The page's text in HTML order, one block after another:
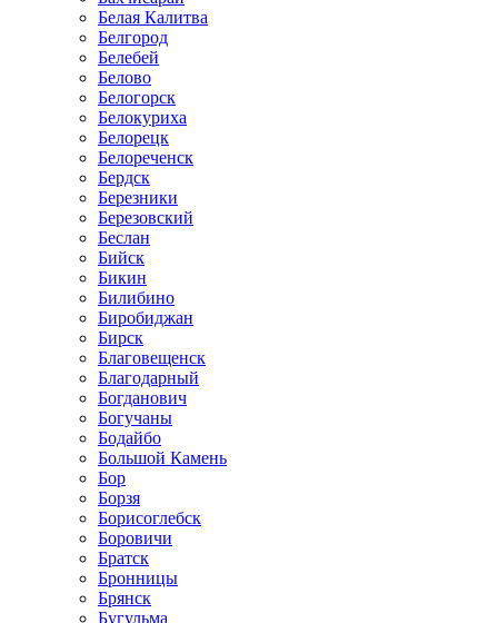
Белая Калитва
Белгород
Белебей
Белово
Белогорск
Белокуриха
Белорецк
Белореченск
Бердск
Березники
Березовский
Беслан
Бийск
Бикин
Билибино
Биробиджан
Бирск
Благовещенск
Благодарный
Богданович
Богучаны
Бодайбо
Большой Камень
Бор
Борзя
Борисоглебск
Боровичи
Братск
Бронницы
Брянск
Бугульма